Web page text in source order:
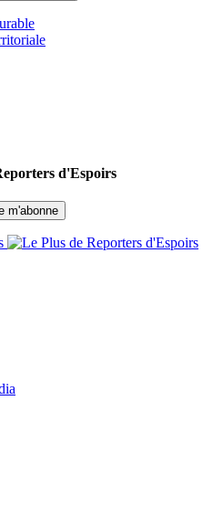
d'Espoirs